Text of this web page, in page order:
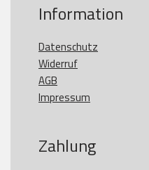
Information
Datenschutz
Widerruf
AGB
Impressum
Zahlung